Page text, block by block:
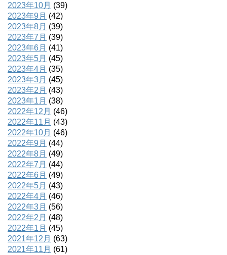
2023年10月 (39)
2023年9月 (42)
2023年8月 (39)
2023年7月 (39)
2023年6月 (41)
2023年5月 (45)
2023年4月 (35)
2023年3月 (45)
2023年2月 (43)
2023年1月 (38)
2022年12月 (46)
2022年11月 (43)
2022年10月 (46)
2022年9月 (44)
2022年8月 (49)
2022年7月 (44)
2022年6月 (49)
2022年5月 (43)
2022年4月 (46)
2022年3月 (56)
2022年2月 (48)
2022年1月 (45)
2021年12月 (63)
2021年11月 (61)